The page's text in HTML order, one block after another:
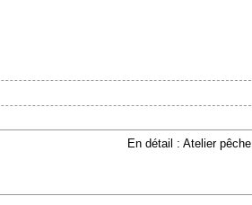
En détail : Atelier pêche